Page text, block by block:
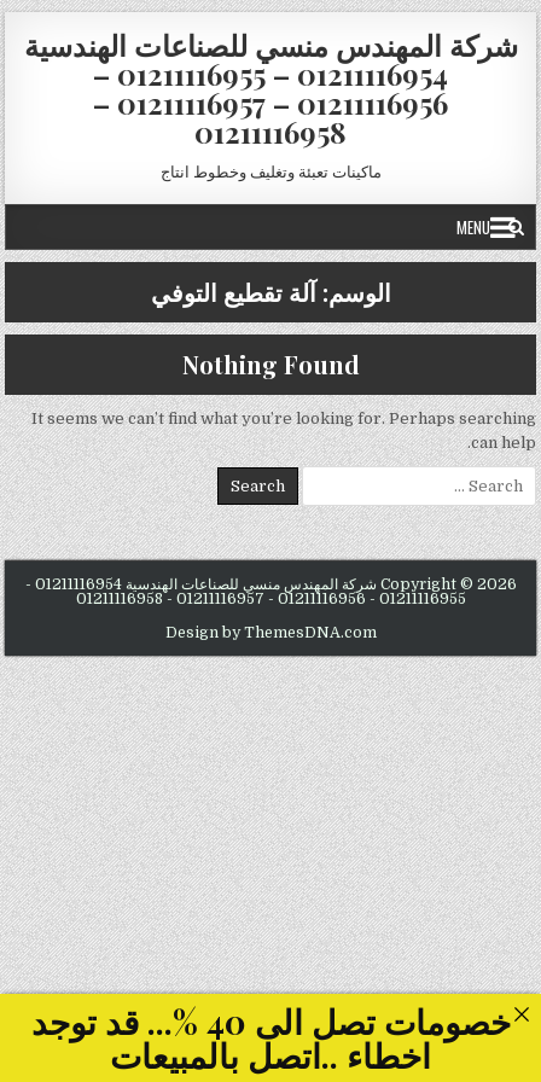
Skip to content
شركة المهندس منسي للصناعات الهندسية
01211116954 – 01211116955 –
01211116956 – 01211116957 –
01211116958
ماكينات تعبئة وتغليف وخطوط انتاج
MENU
الوسم:آلة تقطيع التوفي
Nothing Found
It seems we can’t find what you’re looking for. Perhaps searching
can help.
Search for:
Copyright © 2026 شركة المهندس منسي للصناعات الهندسية 01211116954 -
01211116955 - 01211116956 - 01211116957 - 01211116958
Design by ThemesDNA.com
خصومات تصل الى 40 %... قد توجد
اخطاء ..اتصل بالمبيعات